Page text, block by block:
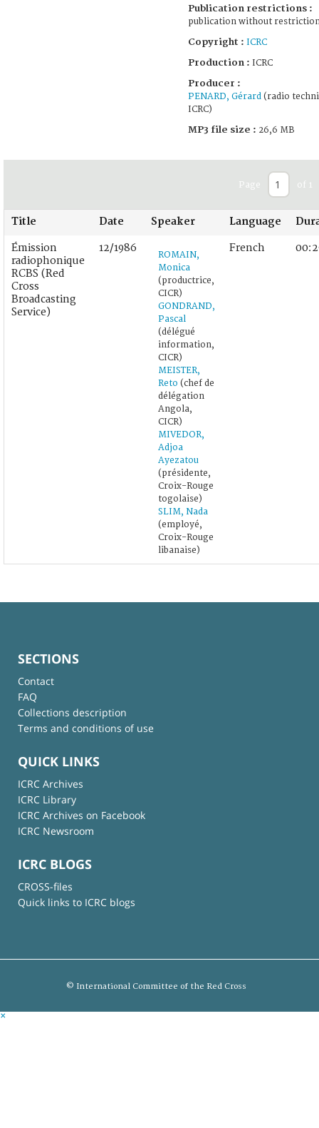
Publication restrictions :
publication without
Copyright : ICRC
Production : ICRC
Producer :
PENARD, Gérard (radio
ICRC)
MP3 file size : 26,6 MB
Page of 1
Title Date Speaker Language
Émission
radiophonique
RCBS (Red
Cross
Broadcasting
Service)
12/1986
ROMAIN,
Monica
(productrice,
CICR)
GONDRAND,
Pascal
(délégué
information,
CICR)
MEISTER,
Reto (chef de
délégation
Angola,
CICR)
MIVEDOR,
Adjoa
Ayezatou
(présidente,
Croix-Rouge
togolaise)
SLIM, Nada
(employé,
Croix-Rouge
libanaise)
French
SECTIONS
Contact
FAQ
Collections description
Terms and conditions of use
QUICK LINKS
ICRC Archives
ICRC Library
ICRC Archives on Facebook
ICRC Newsroom
ICRC BLOGS
CROSS-files
Quick links to ICRC blogs
© International Committee of the Red Cross
×